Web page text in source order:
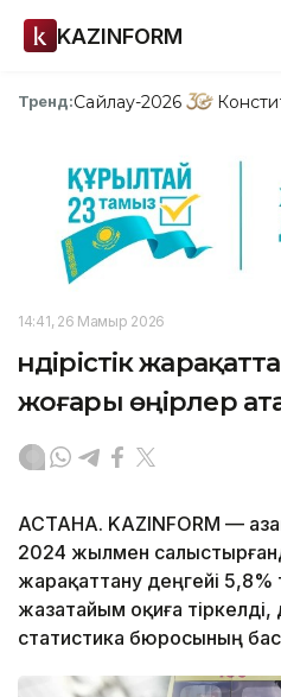
KAZINFORM
Тренд:Сайлау-2026
14:41, 26 Мамыр 2026
Өндірістік
жоғары өңірлер
АСТАНА. KAZINFORM —
2024 жылмен
жарақаттану деңгейі
жазатайым оқиға
статистика бюросының